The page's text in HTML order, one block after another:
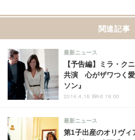
関連記事
【予告編】ミラ・ク
共演 心がザワつく
ソン』
最新ニュース
2014.4.16 Wed 19:00
第1子出産のオリヴ
最新ニュース